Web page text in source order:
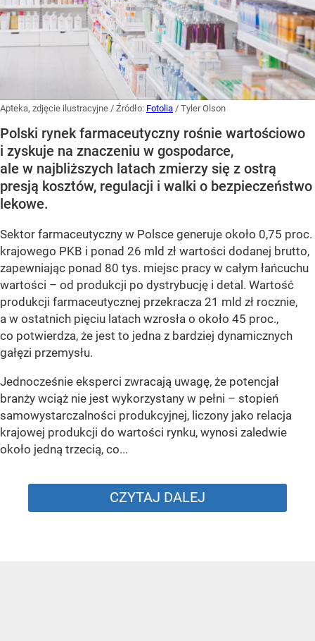
Apteka, zdjęcie ilustracyjne / Źródło: Fotolia / Tyler Olson
Polski rynek farmaceutyczny rośnie wartościowo
i zyskuje na znaczeniu w gospodarce,
ale w najbliższych latach zmierzy się z ostrą
presją kosztów, regulacji i walki o bezpieczeństwo
lekowe.
Sektor farmaceutyczny w Polsce generuje około 0,75 proc.
krajowego PKB i ponad 26 mld zł wartości dodanej brutto,
zapewniając ponad 80 tys. miejsc pracy w całym łańcuchu
wartości – od produkcji po dystrybucję i detal. Wartość
produkcji farmaceutycznej przekracza 21 mld zł rocznie,
a w ostatnich pięciu latach wzrosła o około 45 proc.,
co potwierdza, że jest to jedna z bardziej dynamicznych
gałęzi przemysłu.
Jednocześnie eksperci zwracają uwagę, że potencjał
branży wciąż nie jest wykorzystany w pełni – stopień
samowystarczalności produkcyjnej, liczony jako relacja
krajowej produkcji do wartości rynku, wynosi zaledwie
około jedną trzecią, co...
CZYTAJ DALEJ